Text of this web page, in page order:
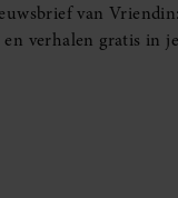
van
verhalen gratis in